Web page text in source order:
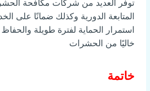
توفر العديد من شركات مكافحة
المتابعة الدورية وكذلك ضمانًا على
استمرار الحماية لفترة طويلة
خاليًا من الحشرات
خاتمة